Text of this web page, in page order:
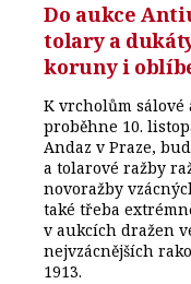
Do aukce
tolary a
koruny i
K vrcholům sálové
proběhne 10.
Andaz v Praze,
a tolarové ražby
novoražby
také třeba
v aukcích dražen
nejvzácnějších
1913.